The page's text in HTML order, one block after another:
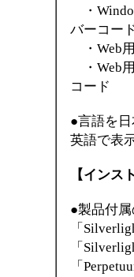
・
バーコー
・Web
・Web
コード
●言語を
英語で表
【インス
●製品付
「
「
「